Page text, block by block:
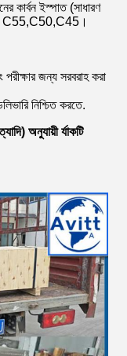
কার্বন ইস্পাত (সাধারণ
C55,C50,C45।
পরীক্ষার জন্য সরবরাহ করা
নিশ্চিত করতে.
অনুযায়ী র্যাকটি